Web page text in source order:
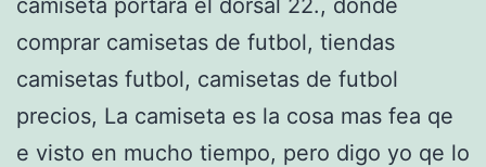
comprar camisetas de futbol, tiendas
camisetas futbol, camisetas de futbol
precios, La camiseta es la cosa mas fea qe
e visto en mucho tiempo, pero digo yo qe lo